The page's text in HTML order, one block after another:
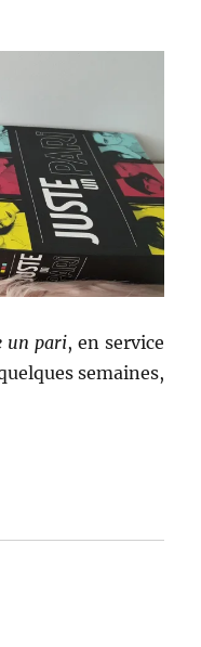
un pari, en service
semaines,